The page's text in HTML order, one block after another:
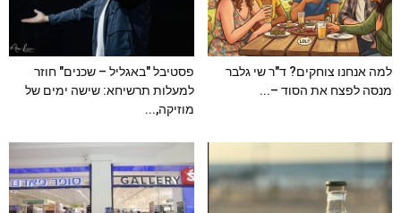
למה אנחנו צוחקים? ד"ר שי גלבר
מנסה לפצח את הסוד –...
פסטיבל "באגליל – שכנים" חוזר
למעלות תרשיחא: שישה ימים של
מוזיקה,...